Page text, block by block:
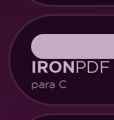
IRONPDF
para C